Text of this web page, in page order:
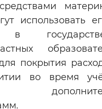
настройки
использовать
покрытия
во время